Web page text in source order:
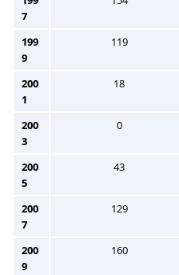
7
199
9
119
200
1
18
200
3
0
200
5
43
200
7
129
200
9
160